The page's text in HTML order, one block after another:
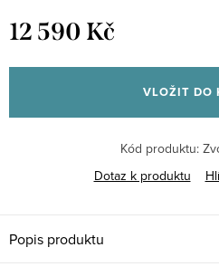
12 590 Kč
cena:
VLOŽIT DO
Kód produktu:
Dotaz k produktu
Popis produktu